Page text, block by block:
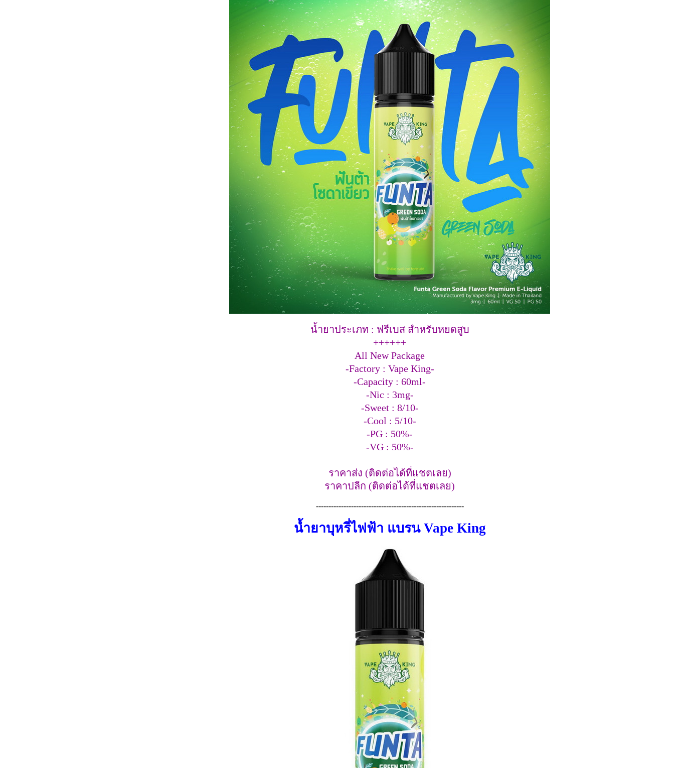
น้ำยาประเภท : ฟรีเบส สำหรับหยดสูบ
++++++
All New Package
-Factory : Vape King-
-Capacity : 60ml-
-Nic : 3mg-
-Sweet : 8/10-
-Cool : 5/10-
-PG : 50%-
-VG : 50%-
ราคาส่ง (ติดต่อได้ที่แชตเลย)
ราคาปลีก (ติดต่อได้ที่แชตเลย)
-----------------------------------------------------------
น้ำยาบุหรี่ไฟฟ้า แบรน Vape King